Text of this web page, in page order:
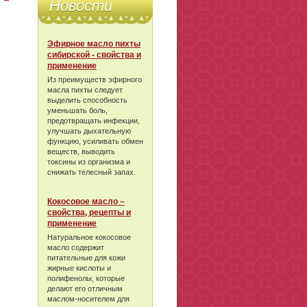
Новости
Эфирное масло пихты
сибирской - свойства и
применение
Из преимуществ эфирного
масла пихты следует
выделить способность
уменьшать боль,
предотвращать инфекции,
улучшать дыхательную
функцию, усиливать обмен
веществ, выводить
токсины из организма и
снижать телесный запах.
Кокосовое масло –
свойства, рецепты и
применение
Натуральное кокосовое
масло содержит
питательные для кожи
жирные кислоты и
полифенолы, которые
делают его отличным
маслом-носителем для